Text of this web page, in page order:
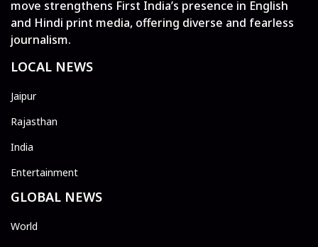
move strengthens First India’s presence in English
and Hindi print media, offering diverse and fearless
journalism.
LOCAL NEWS
Jaipur
Rajasthan
India
Entertainment
GLOBAL NEWS
World